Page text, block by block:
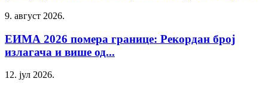
9. август 2026.
ЕИМА 2026 помера границе: Рекордан број
излагача и више од...
12. јул 2026.